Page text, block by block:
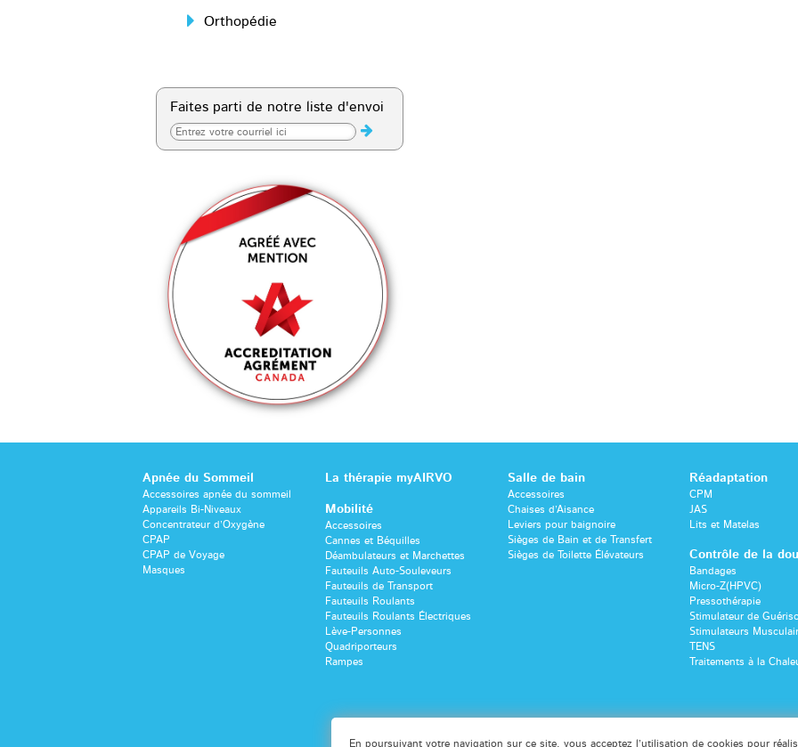
En poursuivant votre navigation sur ce site, vous acceptez l’utilisation de cookies pour
Orthopédie
Faites parti de notre liste d'envoi
Apnée du Sommeil
Accessoires apnée du sommeil
Appareils Bi-Niveaux
Concentrateur d’Oxygène
CPAP
CPAP de Voyage
Masques
La thérapie myAIRVO
Mobilité
Accessoires
Cannes et Béquilles
Déambulateurs et Marchettes
Fauteuils Auto-Souleveurs
Fauteuils de Transport
Fauteuils Roulants
Fauteuils Roulants Électriques
Lève-Personnes
Quadriporteurs
Rampes
Salle de bain
Accessoires
Chaises d’Aisance
Leviers pour baignoire
Sièges de Bain et de Transfert
Sièges de Toilette Élévateurs
Réadaptation
CPM
JAS
Lits et Matelas
Contrôle de la
Bandages
Micro-Z(HPVC)
Pressothérapie
Stimulateur de
Stimulateurs
TENS
Traitements à la